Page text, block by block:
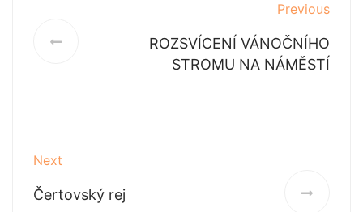
Previous
ROZSVÍCENÍ VÁNOČNÍHO
STROMU NA NÁMĚSTÍ
Next
Čertovský rej